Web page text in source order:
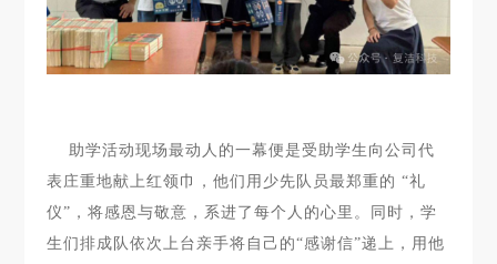
助学活动现场最动人的一幕便是受助学生向公司代
表庄重地献上红领巾，他们用少先队员最郑重的 “礼
仪”，将感恩与敬意，系进了每个人的心里。同时，学
生们排成队依次上台亲手将自己的“感谢信”递上，用他